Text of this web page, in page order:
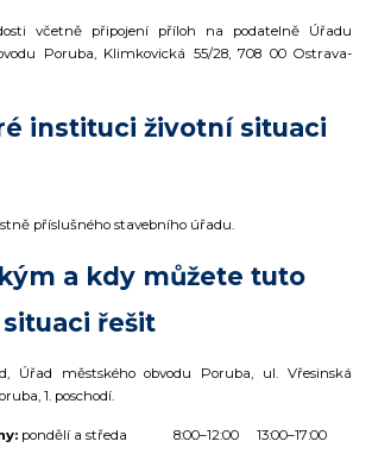
včetně připojení příloh
na podatelně Úřadu
Poruba, Klimkovická 55/28, 708 00 Ostrava-
instituci životní situaci
příslušného stavebního úřadu.
a kdy můžete tuto
řešit
Úřad městského obvodu Poruba, ul. Vřesinská
1. poschodí.
pondělí a středa 8:00–12:00 13:00–17:00